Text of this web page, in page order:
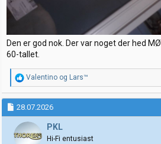
Den er god nok. Der var noget der hed
60-tallet.
R
e
a
k
s
j
o
Valentino og Lars™
28.07.2026
PKL
Hi-Fi entusiast